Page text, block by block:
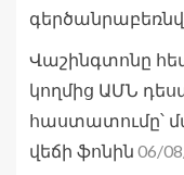
Վաշինգտոնը
կողմից ԱՄՆ
հաստատումը՝
վեճի ֆոնին 06/